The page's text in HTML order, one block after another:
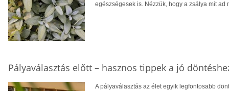
egészségesek is. Nézzük, hogy a zsálya mit ad
Pályaválasztás előtt – hasznos tippek a jó
A pályaválasztás az élet egyik legfontosabb